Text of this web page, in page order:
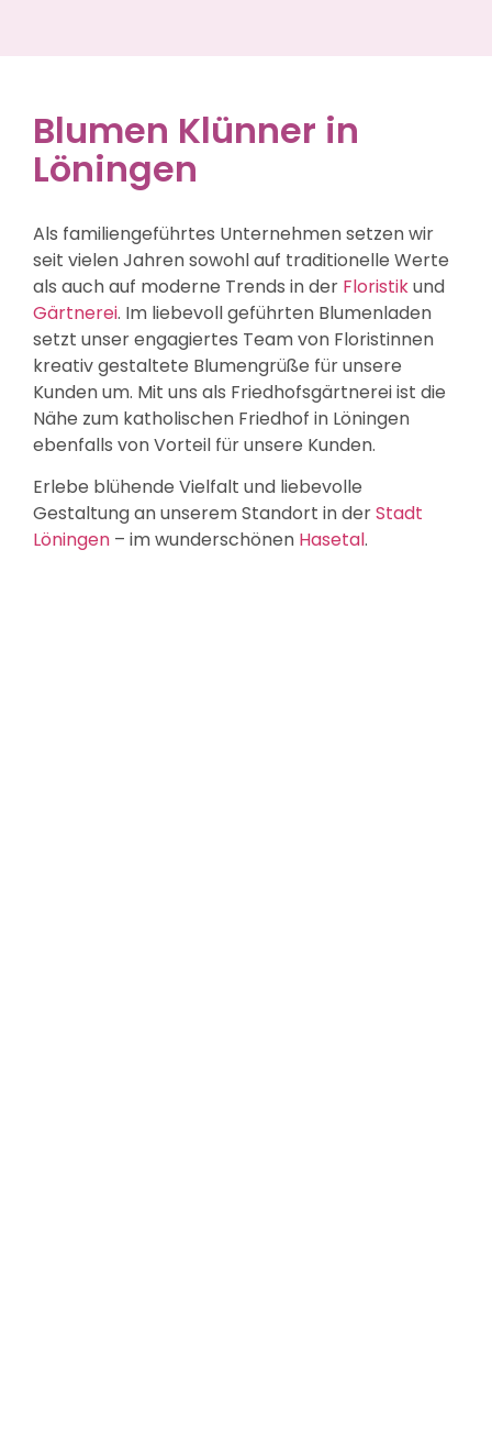
Blumen Klünner in
Löningen
Als familiengeführtes Unternehmen setzen wir
seit vielen Jahren sowohl auf traditionelle Werte
als auch auf moderne Trends in der Floristikund
Gärtnerei. Im liebevoll geführten Blumenladen
setzt unser engagiertes Team von Floristinnen
kreativ gestaltete Blumengrüße für unsere
Kunden um. Mit uns als Friedhofsgärtnerei ist die
Nähe zum katholischen Friedhof in Löningen
ebenfalls von Vorteil für unsere Kunden.
Erlebe blühende Vielfalt und liebevolle
Gestaltung an unserem Standort in derStadt
Löningen – im wunderschönen Hasetal.